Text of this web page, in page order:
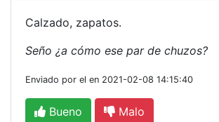
Calzado, zapatos.
Seño ¿a cómo ese par de chuzos?
Enviado por el en 2021-02-08 14:15:40
Bueno Malo